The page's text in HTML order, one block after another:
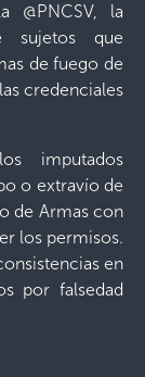
la
sujetos que
de fuego de
credenciales
imputados
o extravío de
de Armas con
los permisos.
en
por falsedad